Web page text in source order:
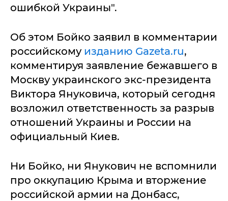
ошибкой Украины".
Об этом Бойко заявил в комментарии
российскому изданию Gazeta.ru,
комментируя заявление бежавшего в
Москву украинского экс-президента
Виктора Януковича, который сегодня
возложил ответственность за разрыв
отношений Украины и России на
официальный Киев.
Ни Бойко, ни Янукович не вспомнили
про оккупацию Крыма и вторжение
российской армии на Донбасс,